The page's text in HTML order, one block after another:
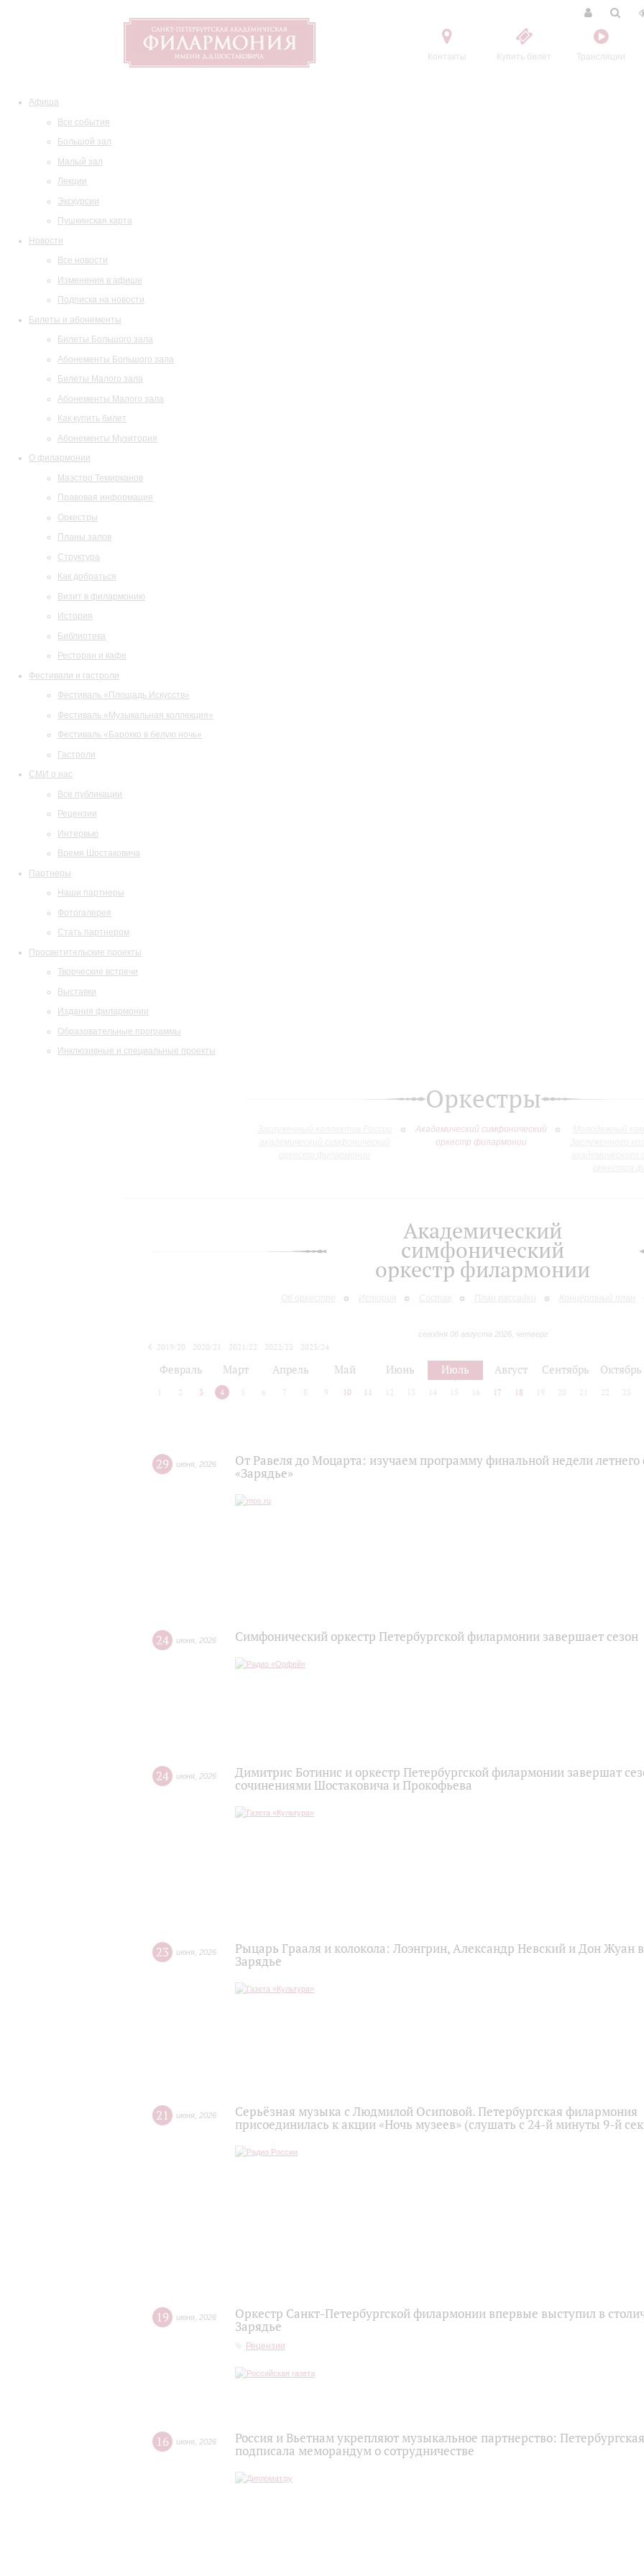
Контакты Купить билет Трансляции
Афиша
Все события
Большой зал
Малый зал
Лекции
Экскурсии
Пушкинская карта
Новости
Все новости
Изменения в афише
Подписка на новости
Билеты и абонементы
Билеты Большого зала
Абонементы Большого зала
Билеты Малого зала
Абонементы Малого зала
Как купить билет
Абонементы Музитория
О филармонии
Маэстро Темирканов
Правовая информация
Оркестры
Планы залов
Структура
Как добраться
Визит в филармонию
История
Библиотека
Ресторан и кафе
Фестивали и гастроли
Фестиваль «Площадь Искусств»
Фестиваль «Музыкальная коллекция»
Фестиваль «Барокко в белую ночь»
Гастроли
СМИ о нас
Все публикации
Рецензии
Интервью
Время Шостаковича
Партнеры
Наши партнеры
Фотогалерея
Стать партнером
Просветительские проекты
Творческие встречи
Выставки
Издания филармонии
Образовательные программы
Инклюзивные и специальные проекты
Оркестры
Академический симфонический
оркестр филармонии
Академический
симфонический
оркестр филармонии
Об оркестре История Состав План рассадки Концертный план
сегодня 06 августа 2026, четверг
2019/20 2020/21 2021/22 2022/23
2023/24
Февраль Март Апрель Май Июнь Июль Август Сентябрь Октябрь
2 3 4 5 6 7 8 9 10 11 12 13 14 15 16 17 18 19 20 21 22 23
29 июня 2026
От Равеля до Моцарта: изучаем программу финальной недели летнего
«Зарядье»
24 июня 2026 Симфонический оркестр Петербургской филармонии завершает сезон
24 июня 2026
Димитрис Ботинис и оркестр Петербургской филармонии завершат
сочинениями Шостаковича и Прокофьева
23 июня 2026
Рыцарь Грааля и колокола: Лоэнгрин, Александр Невский и Дон Жуан
Зарядье
21 июня 2026
Серьёзная музыка с Людмилой Осиповой. Петербургская филармония
присоединилась к акции «Ночь музеев» (слушать с 24-й минуты 9-й
19 июня 2026
Оркестр Санкт‑Петербургской филармонии впервые выступил в
Зарядье
Рецензии
16 июня 2026
Россия и Вьетнам укрепляют музыкальное партнерство:
подписала меморандум о сотрудничестве